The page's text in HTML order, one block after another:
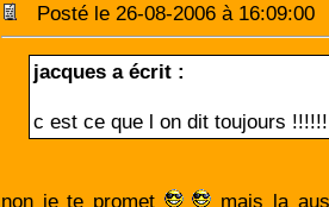
Posté le 26-08-2006 à
jacques a écrit :
c est ce que l on dit toujours !!!!!!
non je te promet
mais la